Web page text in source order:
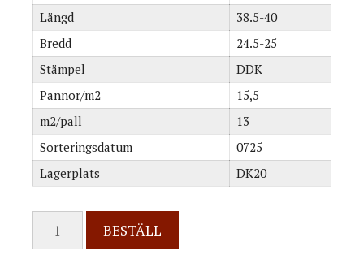
Längd
38.5-40
Bredd
24.5-25
Stämpel
DDK
Pannor/m2
15,5
m2/pall
13
Sorteringsdatum
0725
Lagerplats
DK20
BESTÄLL